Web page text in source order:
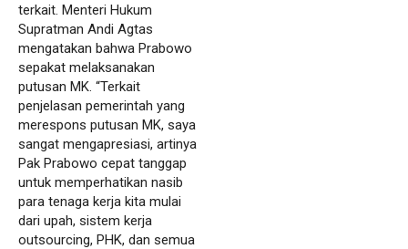
terkait. Menteri Hukum
Supratman Andi Agtas
mengatakan bahwa Prabowo
sepakat melaksanakan
putusan MK. “Terkait
penjelasan pemerintah yang
merespons putusan MK, saya
sangat mengapresiasi, artinya
Pak Prabowo cepat tanggap
untuk memperhatikan nasib
para tenaga kerja kita mulai
dari upah, sistem kerja
outsourcing, PHK, dan semua